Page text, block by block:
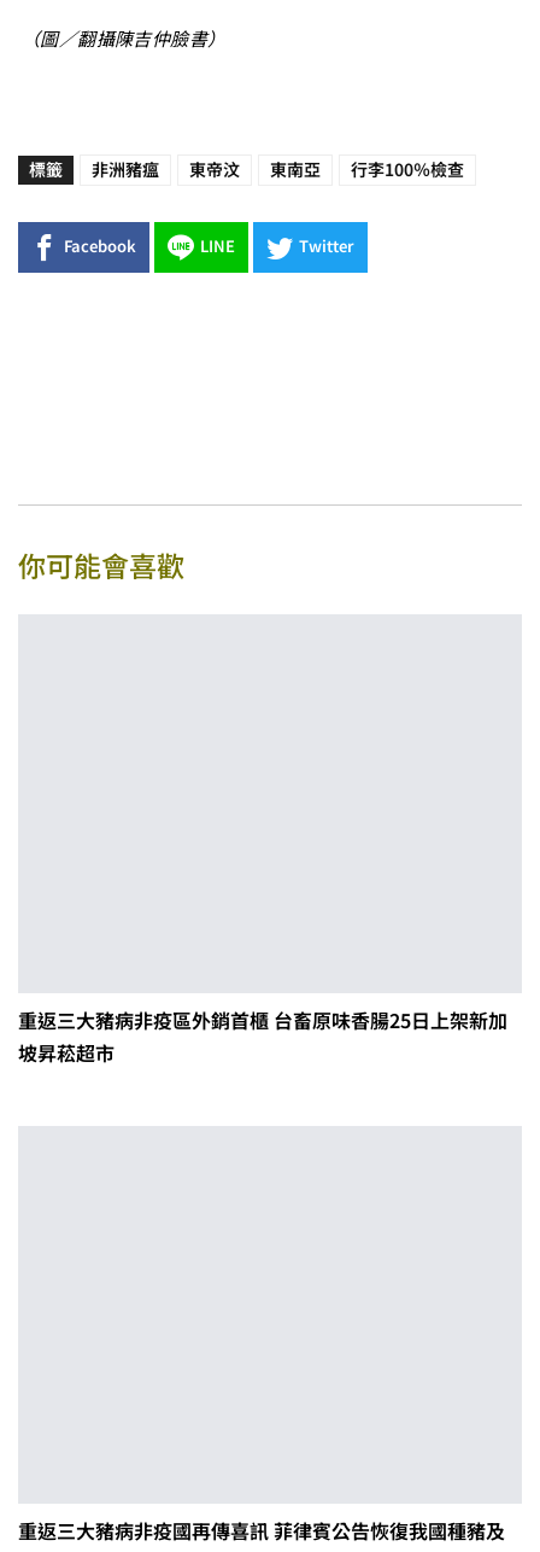
（圖／翻攝陳吉仲臉書）
標籤 非洲豬瘟 東帝汶 東南亞 行李100％檢查
Facebook LINE Twitter
你可能會喜歡
重返三大豬病非疫區外銷首櫃 台畜原味香腸25日上架新加
坡昇菘超市
重返三大豬病非疫國再傳喜訊 菲律賓公告恢復我國種豬及